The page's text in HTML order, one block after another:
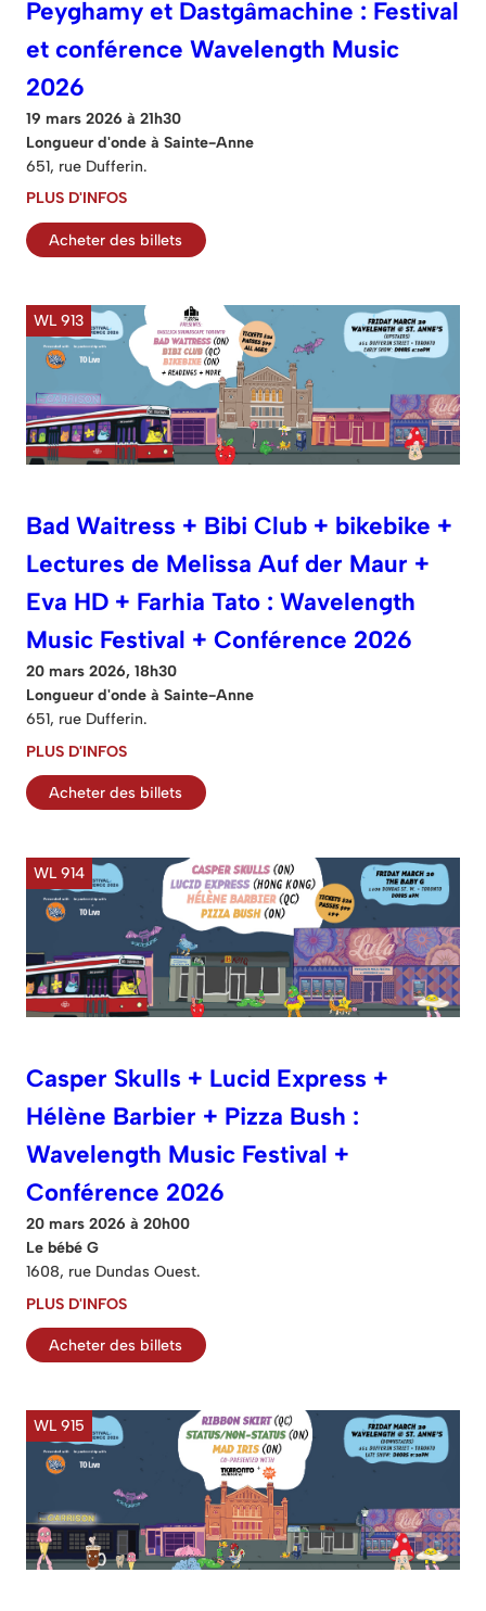
Peyghamy et Dastgâmachine : Festival
et conférence Wavelength Music
2026
19 mars 2026 à 21h30
Longueur d'onde à Sainte-Anne
651, rue Dufferin.
PLUS D'INFOS
Acheter des billets
WL 913
Bad Waitress + Bibi Club + bikebike +
Lectures de Melissa Auf der Maur +
Eva HD + Farhia Tato : Wavelength
Music Festival + Conférence 2026
20 mars 2026, 18h30
Longueur d'onde à Sainte-Anne
651, rue Dufferin.
PLUS D'INFOS
Acheter des billets
WL 914
Casper Skulls + Lucid Express +
Hélène Barbier + Pizza Bush :
Wavelength Music Festival +
Conférence 2026
20 mars 2026 à 20h00
Le bébé G
1608, rue Dundas Ouest.
PLUS D'INFOS
Acheter des billets
WL 915